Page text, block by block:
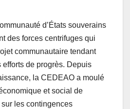
d’États souverains
des forces centrifuges qui
communautaire tendant
de progrès. Depuis
la CEDEAO a moulé
et social de
sur les contingences